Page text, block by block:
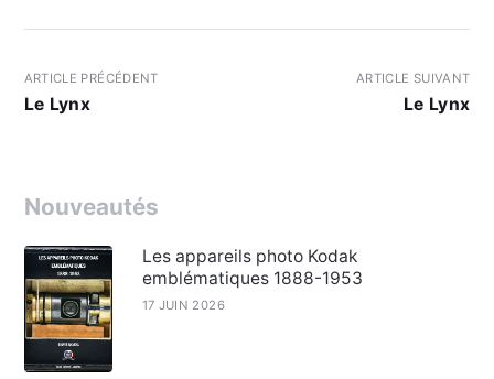
ARTICLE PRÉCÉDENT
Le Lynx
ARTICLE SUIVANT
Le Lynx
Nouveautés
Les appareils photo Kodak
emblématiques 1888-1953
17 JUIN 2026